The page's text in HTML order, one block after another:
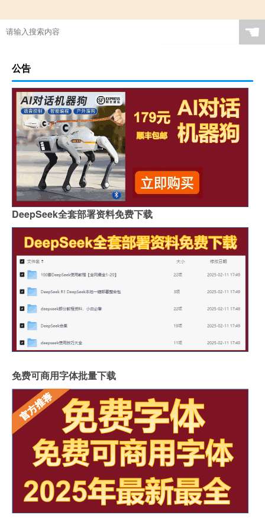
☚
公告
DeepSeek全套部署资料免费下载
免费可商用字体批量下载